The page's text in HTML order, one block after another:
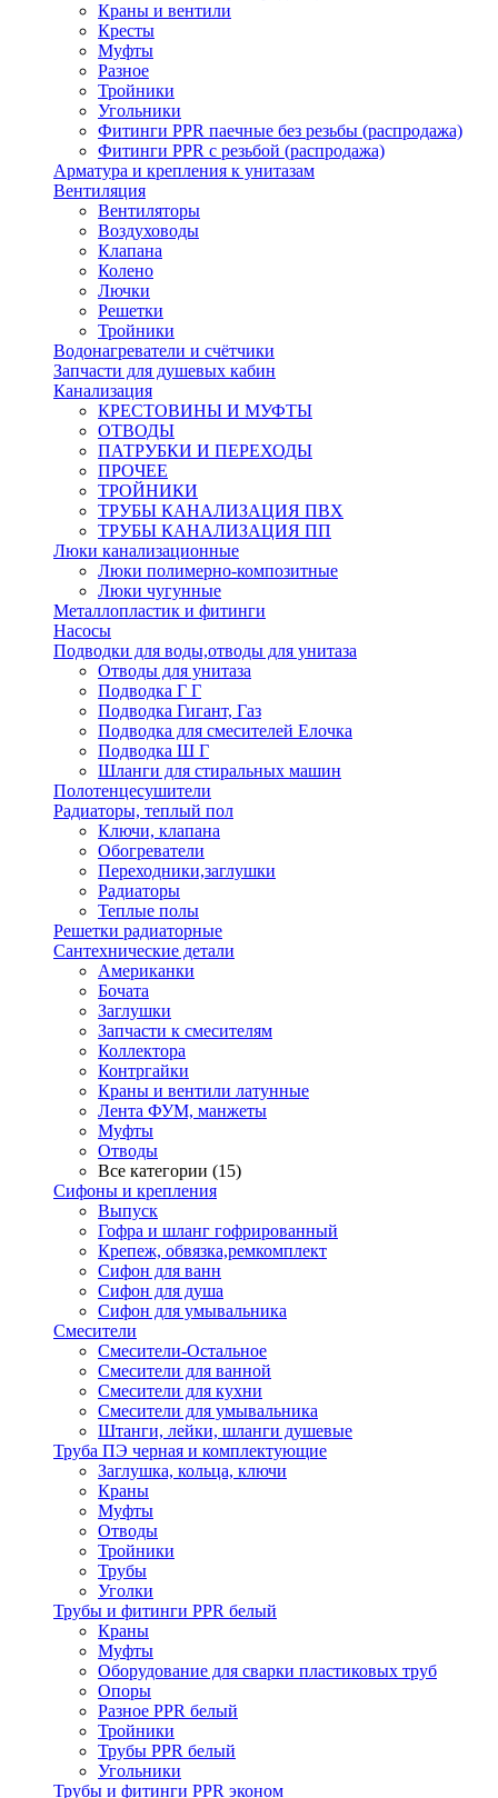
Краны и вентили
Кресты
Муфты
Разное
Тройники
Угольники
Фитинги PPR паечные без резьбы (распродажа)
Фитинги PPR с резьбой (распродажа)
Арматура и крепления к унитазам
Вентиляция
Вентиляторы
Воздуховоды
Клапана
Колено
Лючки
Решетки
Тройники
Водонагреватели и счётчики
Запчасти для душевых кабин
Канализация
КРЕСТОВИНЫ И МУФТЫ
ОТВОДЫ
ПАТРУБКИ И ПЕРЕХОДЫ
ПРОЧЕЕ
ТРОЙНИКИ
ТРУБЫ КАНАЛИЗАЦИЯ ПВХ
ТРУБЫ КАНАЛИЗАЦИЯ ПП
Люки канализационные
Люки полимерно-композитные
Люки чугунные
Металлопластик и фитинги
Насосы
Подводки для воды,отводы для унитаза
Отводы для унитаза
Подводка Г Г
Подводка Гигант, Газ
Подводка для смесителей Елочка
Подводка Ш Г
Шланги для стиральных машин
Полотенцесушители
Радиаторы, теплый пол
Ключи, клапана
Обогреватели
Переходники,заглушки
Радиаторы
Теплые полы
Решетки радиаторные
Сантехнические детали
Американки
Бочата
Заглушки
Запчасти к смесителям
Коллектора
Контргайки
Краны и вентили латунные
Лента ФУМ, манжеты
Муфты
Отводы
Все категории (15)
Сифоны и крепления
Выпуск
Гофра и шланг гофрированный
Крепеж, обвязка,ремкомплект
Сифон для ванн
Сифон для душа
Сифон для умывальника
Смесители
Cмесители-Остальное
Смесители для ванной
Смесители для кухни
Смесители для умывальника
Штанги, лейки, шланги душевые
Труба ПЭ черная и комплектующие
Заглушка, кольца, ключи
Краны
Муфты
Отводы
Тройники
Трубы
Уголки
Трубы и фитинги PPR белый
Краны
Муфты
Оборудование для сварки пластиковых труб
Опоры
Разное PPR белый
Тройники
Трубы PPR белый
Угольники
Трубы и фитинги PPR эконом